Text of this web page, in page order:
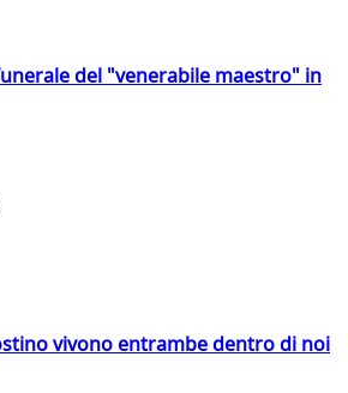
del "venerabile maestro" in
vivono entrambe dentro di noi